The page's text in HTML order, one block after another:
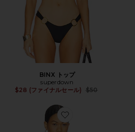
BINX トップ
superdown
$28 (ファイナルセール)
Previous price:
$50
Favorite LAKEISHA トップ